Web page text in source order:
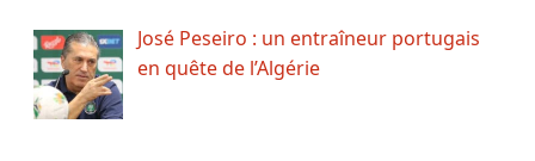
José Peseiro : un entraîneur portugais
en quête de l’Algérie